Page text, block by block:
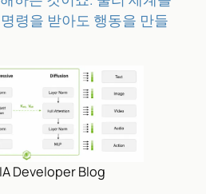
령을 받아도 행동을 만들
Developer Blog